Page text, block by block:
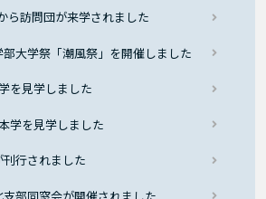
ら訪問団が来学されました
大学祭「潮風祭」を開催しました
を見学しました
学を見学しました
行されました
部同窓会が開催されました